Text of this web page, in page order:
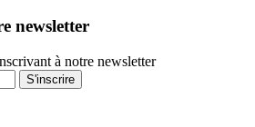
newsletter
à notre newsletter
S'inscrire